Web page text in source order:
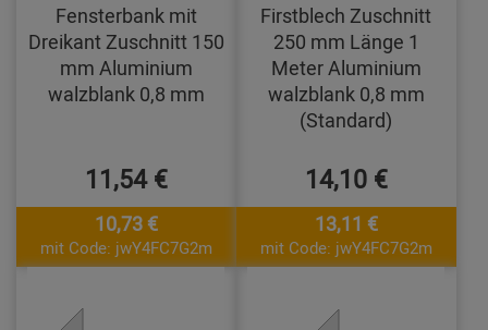
Fensterbank mit
Dreikant Zuschnitt 150
mm Aluminium
walzblank 0,8 mm
11,54 €
10,73 €
mit Code: jwY4FC7G2m
Firstblech Zuschnitt
250 mm Länge 1
Meter Aluminium
walzblank 0,8 mm
(Standard)
14,10 €
13,11 €
mit Code: jwY4FC7G2m